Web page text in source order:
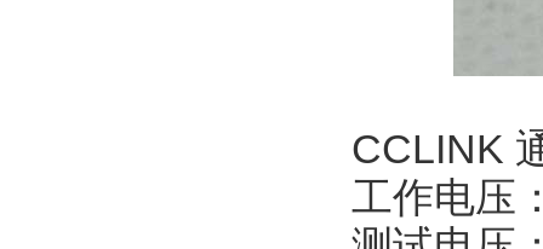
CCLINK
工作电压